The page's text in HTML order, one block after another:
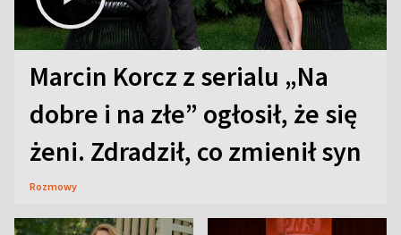
Marcin Korcz z serialu „Na
dobre i na złe” ogłosił, że się
żeni. Zdradził, co zmienił syn
Rozmowy